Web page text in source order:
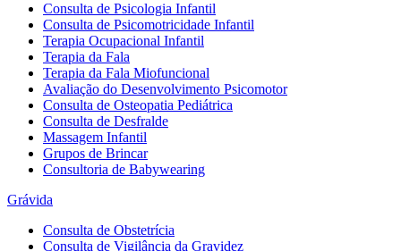
Consulta de Psicologia Infantil
Consulta de Psicomotricidade Infantil
Terapia Ocupacional Infantil
Terapia da Fala
Terapia da Fala Miofuncional
Avaliação do Desenvolvimento Psicomotor
Consulta de Osteopatia Pediátrica
Consulta de Desfralde
Massagem Infantil
Grupos de Brincar
Consultoria de Babywearing
Grávida
Consulta de Obstetrícia
Consulta de Vigilância da Gravidez